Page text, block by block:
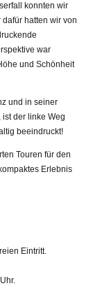
konnten wir
hatten wir von
war
und Schönheit
und in seiner
der linke Weg
beeindruckt!
Touren für den
Erlebnis
Eintritt.